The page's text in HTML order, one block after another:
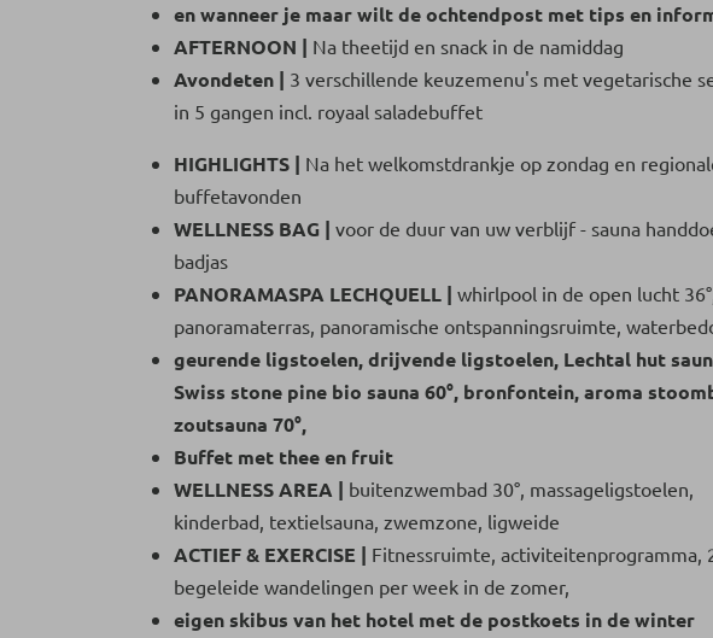
en wanneer je maar wilt de ochtendpost met tips en
AFTERNOON | Na theetijd en snack in de namiddag
Avondeten | 3 verschillende keuzemenu's met vegetarische
in 5 gangen incl. royaal saladebuffet
HIGHLIGHTS | Na het welkomstdrankje op zondag en
buffetavonden
WELLNESS BAG | voor de duur van uw verblijf - sauna
badjas
PANORAMASPA LECHQUELL | whirlpool in de open lucht
panoramaterras, panoramische ontspanningsruimte,
geurende ligstoelen, drijvende ligstoelen, Lechtal hut
Swiss stone pine bio sauna 60°, bronfontein, aroma
zoutsauna 70°,
Buffet met thee en fruit
WELLNESS AREA | buitenzwembad 30°, massageligstoelen,
kinderbad, textielsauna, zwemzone, ligweide
ACTIEF & EXERCISE | Fitnessruimte, activiteitenprogramma,
begeleide wandelingen per week in de zomer,
eigen skibus van het hotel met de postkoets in de winter